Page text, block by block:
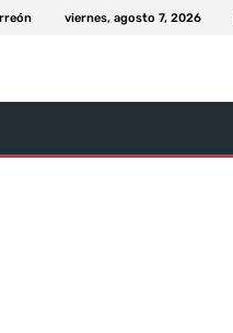
viernes, agosto 7, 2026